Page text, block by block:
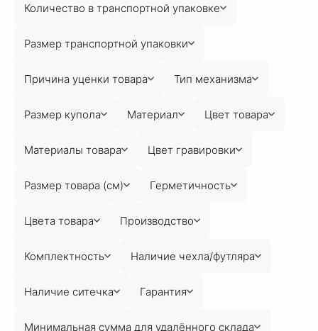
Количество в транспортной упаковке
Размер транспортной упаковки
Причина уценки товара Тип механизма
Размер купола Материал Цвет товара
Материалы товара Цвет гравировки
Размер товара (см) Герметичность
Цвета товара Производство
Комплектность Наличие чехла/футляра
Наличие ситечка Гарантия
Минимальная сумма для удалённого склада